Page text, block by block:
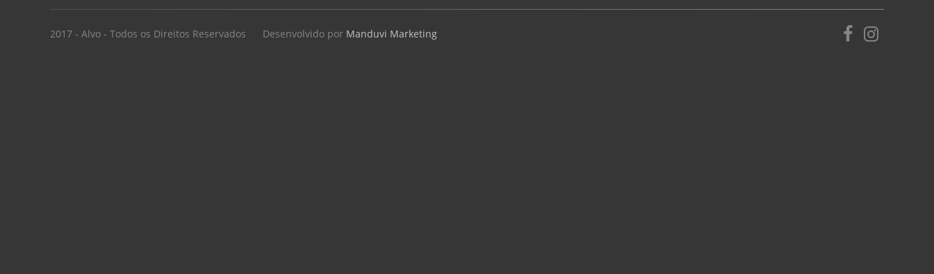
2017 - Alvo - Todos os Direitos Reservados Desenvolvido por Manduvi Marketing